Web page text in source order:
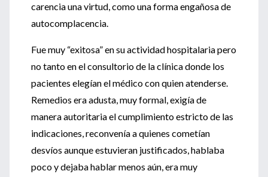
carencia una virtud, como una forma engañosa de
autocomplacencia.
Fue muy “exitosa” en su actividad hospitalaria pero
no tanto en el consultorio de la clínica donde los
pacientes elegían el médico con quien atenderse.
Remedios era adusta, muy formal, exigía de
manera autoritaria el cumplimiento estricto de las
indicaciones, reconvenía a quienes cometían
desvíos aunque estuvieran justificados, hablaba
poco y dejaba hablar menos aún, era muy